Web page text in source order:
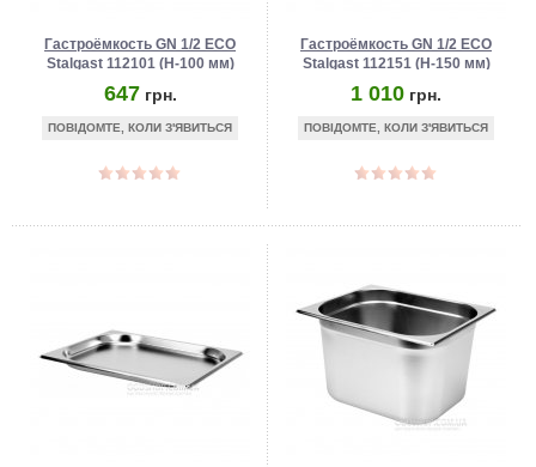
Гастроёмкость GN 1/2 ECO
Stalgast 112101 (Н-100 мм)
647 грн.
ПОВІДОМТЕ, КОЛИ З'ЯВИТЬСЯ
Гастроёмкость GN 1/2 ECO
Stalgast 112151 (Н-150 мм)
1 010 грн.
ПОВІДОМТЕ, КОЛИ З'ЯВИТЬСЯ